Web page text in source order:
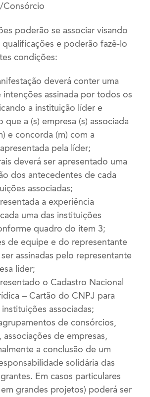
Consórcio
poderão se associar visando
qualificações e poderão fazê-lo
condições:
deverá conter uma
intenções assinada por todos os
a instituição líder e
que a (s) empresa (s) associada
e concorda (m) com a
pela líder;
deverá ser apresentado uma
dos antecedentes de cada
associadas;
a experiência
uma das instituições
quadro do item 3;
de equipe e do representante
assinadas pelo representante
líder;
o Cadastro Nacional
– Cartão do CNPJ para
associadas;
de consórcios,
de empresas,
a conclusão de um
solidária das
Em casos particulares
grandes projetos) poderá ser